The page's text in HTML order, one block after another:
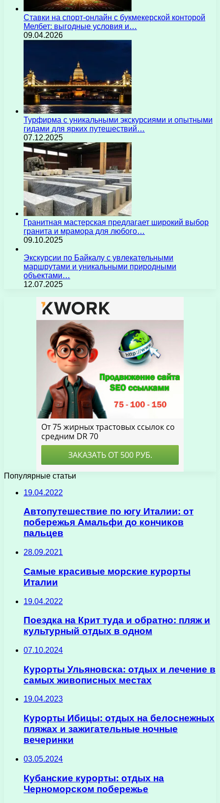
Ставки на спорт-онлайн с букмекерской конторой
Мелбет: выгодные условия и…
09.04.2026
Турфирма с уникальными экскурсиями и опытными
гидами для ярких путешествий…
07.12.2025
Гранитная мастерская предлагает широкий выбор
гранита и мрамора для любого…
09.10.2025
Экскурсии по Байкалу с увлекательными
маршрутами и уникальными природными
объектами…
12.07.2025
Популярные статьи
19.04.2022
Автопутешествие по югу Италии: от
побережья Амальфи до кончиков
пальцев
28.09.2021
Самые красивые морские курорты
Италии
19.04.2022
Поездка на Крит туда и обратно: пляж и
культурный отдых в одном
07.10.2024
Курорты Ульяновска: отдых и лечение в
самых живописных местах
19.04.2023
Курорты Ибицы: отдых на белоснежных
пляжах и зажигательные ночные
вечеринки
03.05.2024
Кубанские курорты: отдых на
Черноморском побережье